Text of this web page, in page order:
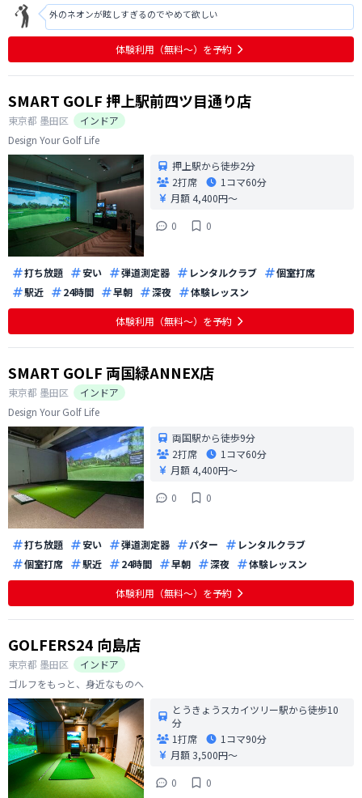
外のネオンが眩しすぎるのでやめて欲しい
体験利用（無料〜）を予約
SMART GOLF 押上駅前四ツ目通り店
東京都 墨田区
インドア
Design Your Golf Life
押上駅から徒歩2分
2打席
1コマ60分
月額 4,400円〜
0
0
打ち放題 安い 弾道測定器 レンタルクラブ
個室打席
駅近
24時間 早朝 深夜 体験レッスン
体験利用（無料〜）を予約
SMART GOLF 両国緑ANNEX店
東京都 墨田区
インドア
Design Your Golf Life
両国駅から徒歩9分
2打席
1コマ60分
月額 4,400円〜
0
0
打ち放題 安い 弾道測定器 パター
レンタルクラブ
個室打席
駅近 24時間 早朝 深夜 体験レッスン
体験利用（無料〜）を予約
GOLFERS24 向島店
東京都 墨田区
インドア
ゴルフをもっと、身近なものへ
とうきょうスカイツリー駅から徒歩10
分
1打席
1コマ90分
月額 3,500円〜
0
0